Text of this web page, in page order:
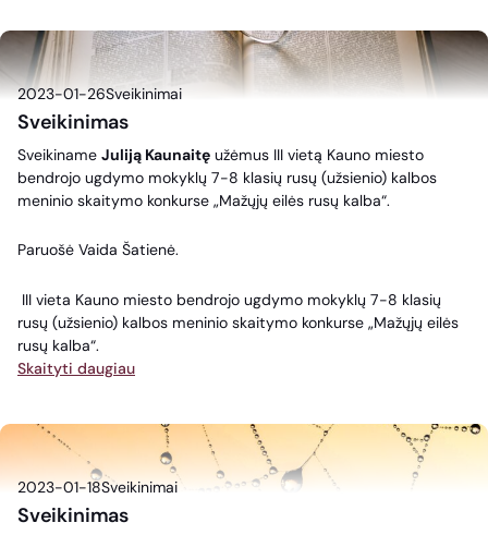
2023-01-26Sveikinimai
Sveikinimas
Sveikiname Juliją Kaunaitę užėmus III vietą Kauno miesto
bendrojo ugdymo mokyklų 7-8 klasių rusų (užsienio) kalbos
meninio skaitymo konkurse „Mažųjų eilės rusų kalba“.
Paruošė Vaida Šatienė.
III vieta Kauno miesto bendrojo ugdymo mokyklų 7-8 klasių
rusų (užsienio) kalbos meninio skaitymo konkurse „Mažųjų eilės
rusų kalba“.
Skaityti daugiau
2023-01-18Sveikinimai
Sveikinimas